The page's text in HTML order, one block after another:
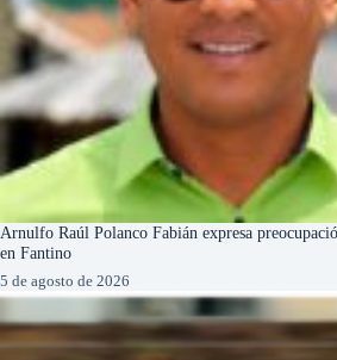
Arnulfo Raúl Polanco Fabián expresa
en Fantino
5 de agosto de 2026